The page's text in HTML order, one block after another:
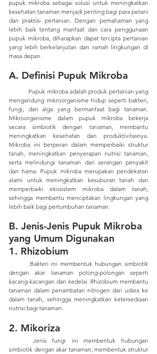
pupuk mikroba sebagai solusi untuk meningkatkan
kesehatan tanaman menjadi penting bagi para petani
dan praktisi pertanian. Dengan pemahaman yang
lebih baik tentang manfaat dan cara penggunaan
pupuk mikroba, diharapkan dapat tercipta pertanian
yang lebih berkelanjutan dan ramah lingkungan di
masa depan.
A. Definisi Pupuk Mikroba
mengandung mikroorganisme hidup seperti bakteri,
fungi, dan alga yang bermanfaat bagi tanaman.
Mikroorganisme dalam pupuk mikroba bekerja
secara simbiotik dengan tanaman, membantu
meningkatkan kesehatan dan produktivitasnya.
Mikroba ini berperan dalam memperbaiki struktur
tanah, meningkatkan penyerapan nutrisi tanaman,
serta melindungi tanaman dari serangan penyakit
dan hama. Pupuk mikroba merupakan pendekatan
alami untuk meningkatkan kesuburan tanah dan
memperbaiki ekosistem mikroba dalam tanah,
sehingga membantu menciptakan lingkungan yang
lebih baik bagi pertumbuhan tanaman.
B. Jenis-Jenis Pupuk Mikroba
yang Umum Digunakan
1. Rhizobium
dengan akar tanaman polong-polongan seperti
kacang-kacangan dan kedelai. Rhizobium membantu
tanaman dalam penambatan nitrogen dari udara ke
dalam tanah, sehingga meningkatkan ketersediaan
nutrisi bagi tanaman.
2. Mikoriza
simbiotik dengan akar tanaman, membentuk struktur